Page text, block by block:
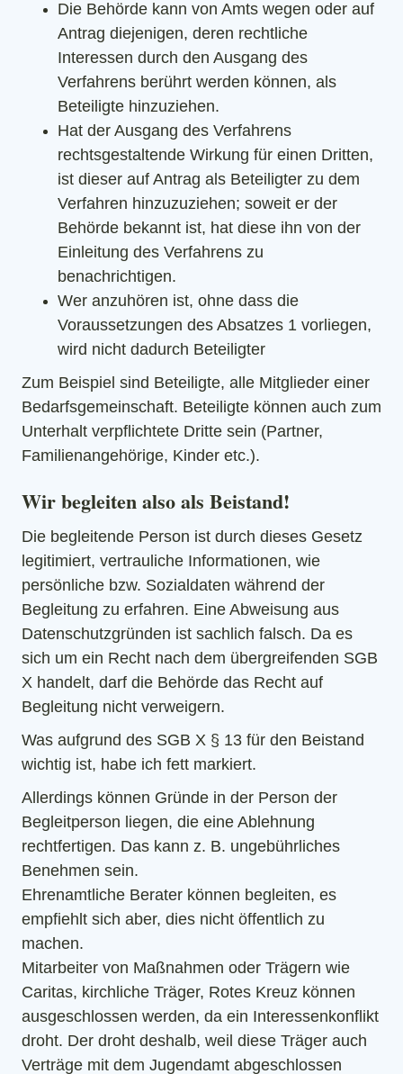
Die Behörde kann von Amts wegen oder auf
Antrag diejenigen, deren rechtliche
Interessen durch den Ausgang des
Verfahrens berührt werden können, als
Beteiligte hinzuziehen.
Hat der Ausgang des Verfahrens
rechtsgestaltende Wirkung für einen Dritten,
ist dieser auf Antrag als Beteiligter zu dem
Verfahren hinzuzuziehen; soweit er der
Behörde bekannt ist, hat diese ihn von der
Einleitung des Verfahrens zu
benachrichtigen.
Wer anzuhören ist, ohne dass die
Voraussetzungen des Absatzes 1 vorliegen,
wird nicht dadurch Beteiligter
Zum Beispiel sind Beteiligte, alle Mitglieder einer
Bedarfsgemeinschaft. Beteiligte können auch zum
Unterhalt verpflichtete Dritte sein (Partner,
Familienangehörige, Kinder etc.).
Wir begleiten also als Beistand!
Die begleitende Person ist durch dieses Gesetz
legitimiert, vertrauliche Informationen, wie
persönliche bzw. Sozialdaten während der
Begleitung zu erfahren. Eine Abweisung aus
Datenschutzgründen ist sachlich falsch. Da es
sich um ein Recht nach dem übergreifenden SGB
X handelt, darf die Behörde das Recht auf
Begleitung nicht verweigern.
Was aufgrund des SGB X § 13 für den Beistand
wichtig ist, habe ich fett markiert.
Allerdings können Gründe in der Person der
Begleitperson liegen, die eine Ablehnung
rechtfertigen. Das kann z. B. ungebührliches
Benehmen sein.
Ehrenamtliche Berater können begleiten, es
empfiehlt sich aber, dies nicht öffentlich zu
machen.
Mitarbeiter von Maßnahmen oder Trägern wie
Caritas, kirchliche Träger, Rotes Kreuz können
ausgeschlossen werden, da ein Interessenkonflikt
droht. Der droht deshalb, weil diese Träger auch
Verträge mit dem Jugendamt abgeschlossen